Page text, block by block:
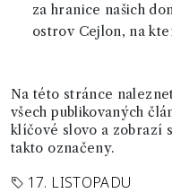
za hranice našich
ostrov Cejlon, na
Na této stránce
všech publikovaných
klíčové slovo a zobrazí
takto označeny.
17. LISTOPADU